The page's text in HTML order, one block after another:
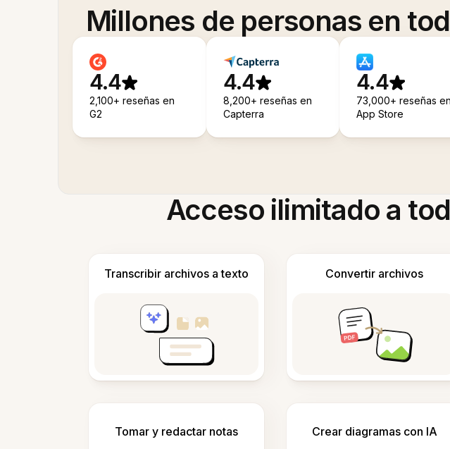
Millones de personas en
4.4
2,100+ reseñas en
G2
4.4
8,200+ reseñas en
Capterra
4.4
73,000+ reseñas en
App Store
Acceso ilimitado a
Transcribir archivos a texto Convertir archivos
Tomar y redactar notas Crear diagramas con IA